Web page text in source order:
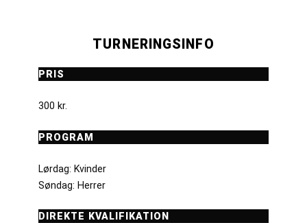
TURNERINGSINFO
PRIS
300 kr.
PROGRAM
Lørdag: Kvinder
Søndag: Herrer
DIREKTE KVALIFIKATION